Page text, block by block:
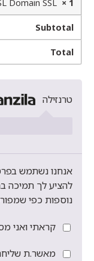
Domain SSL × 1
Subtotal
Total
טרנזילה
אנחנו נשתמש
להציע לך תמיכה
נוספות כפי
קראתי ואני
מאשר.ת שליחת